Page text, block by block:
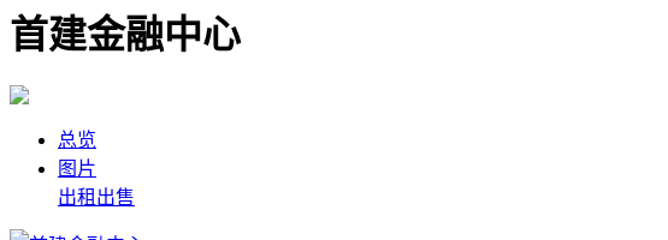
首建金融中心
总览
图片
出租 出售